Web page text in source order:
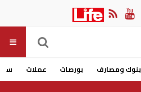
بنوك ومصارف بورصات عملات